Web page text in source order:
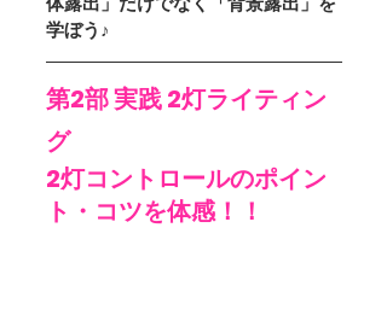
学ぼう♪
第2部 実践 2灯ライティン
グ
2灯コントロールのポイン
ト・コツを体感！！